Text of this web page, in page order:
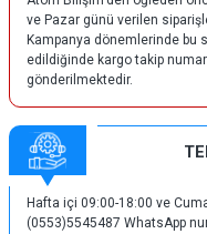
ve Pazar günü verilen
Kampanya dönemlerinde bu
edildiğinde kargo takip
gönderilmektedir.
Hafta içi 09:00-18:00 ve
(0553)5545487 WhatsApp